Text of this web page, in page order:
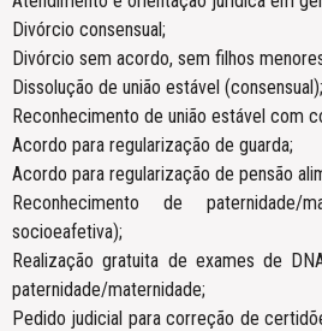
Divórcio consensual;
Divórcio sem acordo, sem filhos
Dissolução de união estável (consensual);
Reconhecimento de união estável com
Acordo para regularização de guarda;
Acordo para regularização de pensão
Reconhecimento de paternidade/
socioeafetiva);
Realização gratuita de exames de
paternidade/maternidade;
Pedido judicial para correção de